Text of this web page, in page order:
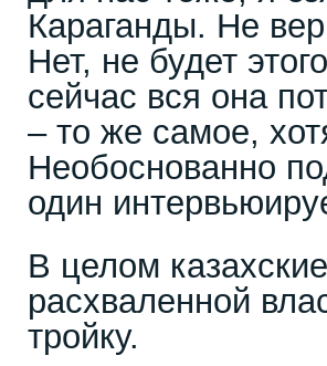
Караганды. Не
Нет, не будет
сейчас вся она
– то же самое,
Необоснованно
один
В целом
расхваленной
тройку.